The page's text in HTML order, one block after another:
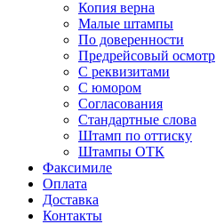
Копия верна
Малые штампы
По доверенности
Предрейсовый осмотр
С реквизитами
С юмором
Согласования
Стандартные слова
Штамп по оттиску
Штампы ОТК
Факсимиле
Оплата
Доставка
Контакты